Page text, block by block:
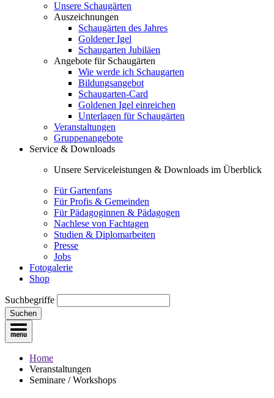
Unsere Schaugärten
Auszeichnungen
Schaugärten des Jahres
Goldener Igel
Schaugarten Jubiläen
Angebote für Schaugärten
Wie werde ich Schaugarten
Bildungsangebot
Schaugarten-Card
Goldenen Igel einreichen
Unterlagen für Schaugärten
Veranstaltungen
Gruppenangebote
Service & Downloads
Unsere Serviceleistungen & Downloads im Überblick
Für Gartenfans
Für Profis & Gemeinden
Für Pädagoginnen & Pädagogen
Nachlese von Fachtagen
Studien & Diplomarbeiten
Presse
Jobs
Fotogalerie
Shop
Suchbegriffe
Suchen
Home
Veranstaltungen
Seminare / Workshops